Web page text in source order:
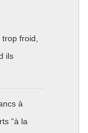
froid,
ils
à
“à la